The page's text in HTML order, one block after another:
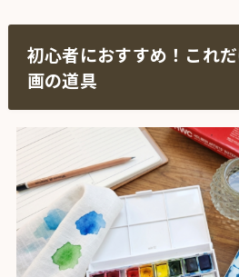
初心者におすすめ！これ
画の道具